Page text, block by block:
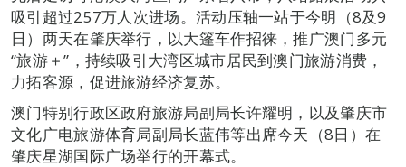
吸引超过257万人次进场。活动压轴一站于今明（8及9
日）两天在肇庆举行，以大篷车作招徕，推广澳门多元
“旅游＋”，持续吸引大湾区城市居民到澳门旅游消费，
力拓客源，促进旅游经济复苏。
澳门特别行政区政府旅游局副局长许耀明，以及肇庆市
文化广电旅游体育局副局长蓝伟等出席今天（8日）在
肇庆星湖国际广场举行的开幕式。